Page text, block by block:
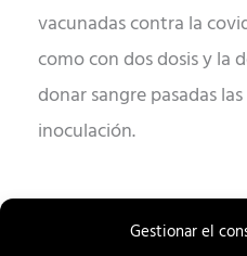
Gestionar el
vacunadas contra la
como con dos dosis y la
donar sangre pasadas
inoculación.